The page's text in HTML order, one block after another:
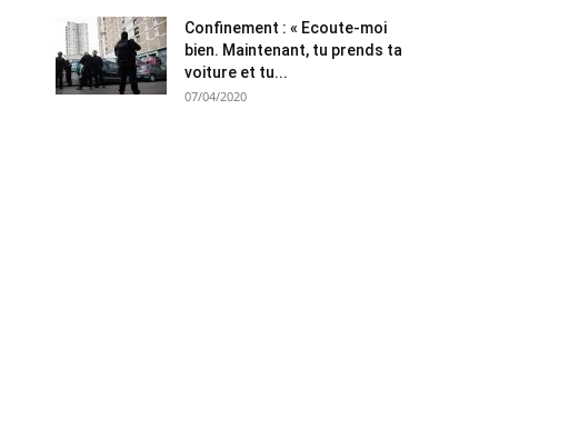
Confinement : « Ecoute-moi
bien. Maintenant, tu prends ta
voiture et tu...
07/04/2020